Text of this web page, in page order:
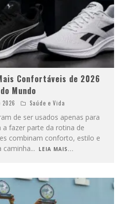
Confortáveis de 2026
Mundo
Saúde e Vida
de ser usados apenas para
a fazer parte da rotina de
combinam conforto, estilo e
caminha... LEIA MAIS...